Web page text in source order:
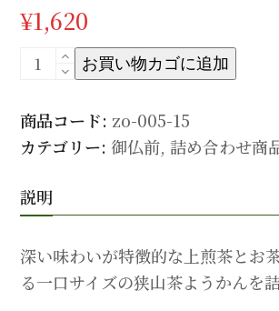
¥1,620
【御
前】
上
茶
（100g）・
よ
う
か
お買い物カゴに追加
商品コード: zo-005-15
カテゴリー: 御仏前,詰め合わせ商
説明
深い味わいが特徴的な上煎茶とお
る一口サイズの狭山茶ようかんを